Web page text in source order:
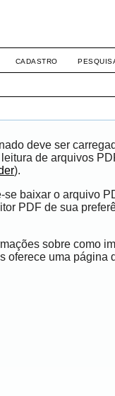
CADASTRO
deve ser
de arquivos
).
baixar o arquivo
PDF de sua
sobre como
oferece uma página